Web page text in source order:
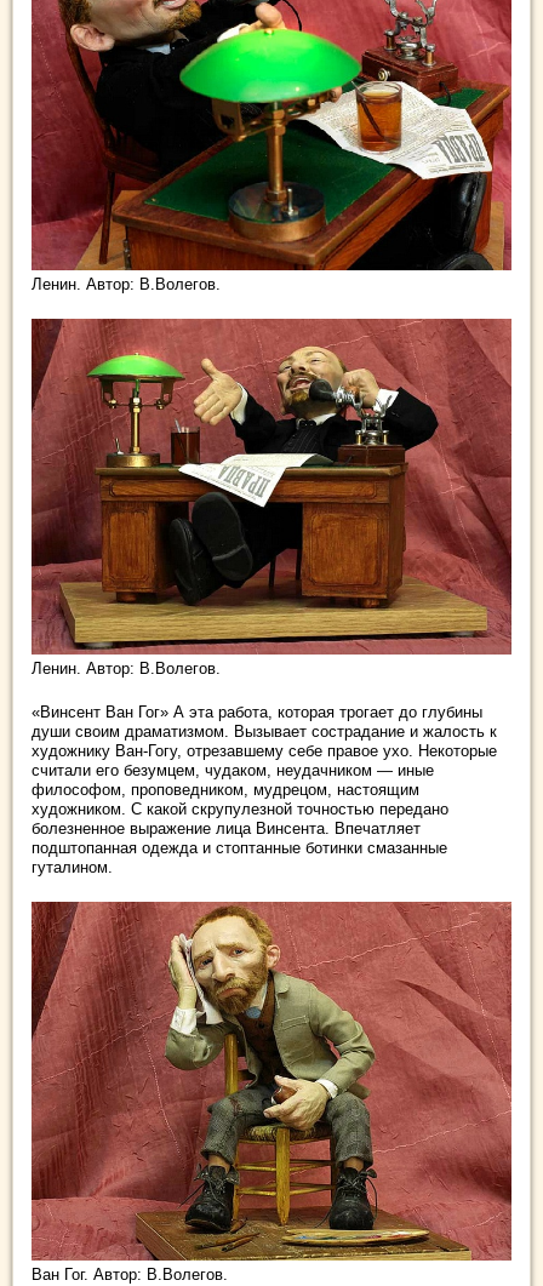
Ленин. Автор: В.Волегов.
Ленин. Автор: В.Волегов.
«Винсент Ван Гог» А эта работа, которая трогает до глубины
души своим драматизмом. Вызывает сострадание и жалость к
художнику Ван-Гогу, отрезавшему себе правое ухо. Некоторые
считали его безумцем, чудаком, неудачником — иные
философом, проповедником, мудрецом, настоящим
художником. С какой скрупулезной точностью передано
болезненное выражение лица Винсента. Впечатляет
подштопанная одежда и стоптанные ботинки смазанные
гуталином.
Ван Гог. Автор: В.Волегов.